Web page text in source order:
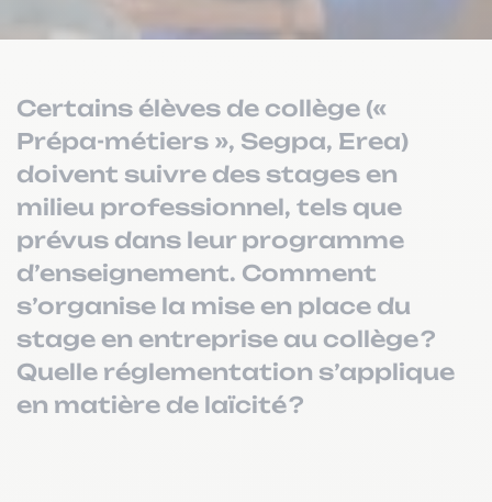
Certains élèves de collège («
Prépa-métiers », Segpa, Erea)
doivent suivre des stages en
milieu professionnel, tels que
prévus dans leur programme
d’enseignement. Comment
s’organise la mise en place du
stage en entreprise au collège ?
Quelle réglementation s’applique
en matière de laïcité ?